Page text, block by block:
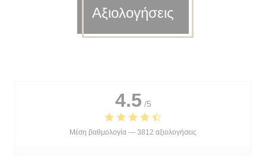
Αξιολογήσεις
4.5 /5
Μέση βαθμολογία — 3812 αξιολογήσεις